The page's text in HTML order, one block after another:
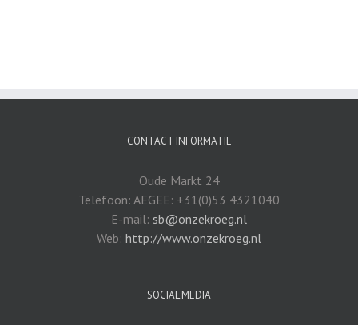
CONTACT INFORMATIE
Oude Markt 24
Telefoon: AEGEE: +31(0)53 4321040
E-mail: sb@onzekroeg.nl
Web: http://www.onzekroeg.nl
SOCIAL MEDIA